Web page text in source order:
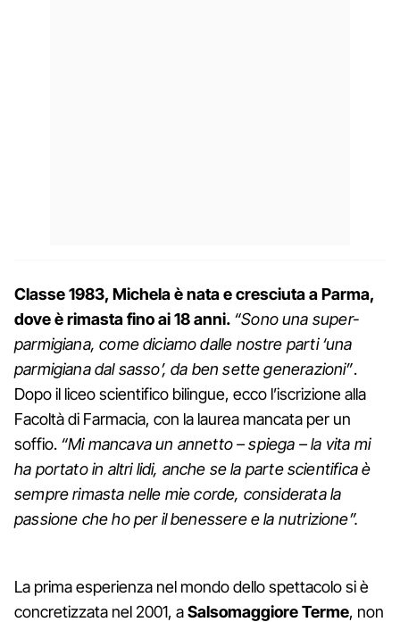
Classe 1983, Michela è nata e cresciuta a Parma,
dove è rimasta fino ai 18 anni. “Sono una super-
parmigiana, come diciamo dalle nostre parti ‘una
parmigiana dal sasso’, da ben sette generazioni”.
Dopo il liceo scientifico bilingue, ecco l’iscrizione alla
Facoltà di Farmacia, con la laurea mancata per un
soffio. “Mi mancava un annetto – spiega – la vita mi
ha portato in altri lidi, anche se la parte scientifica è
sempre rimasta nelle mie corde, considerata la
passione che ho per il benessere e la nutrizione”.
La prima esperienza nel mondo dello spettacolo si è
concretizzata nel 2001, aSalsomaggioreTerme, non